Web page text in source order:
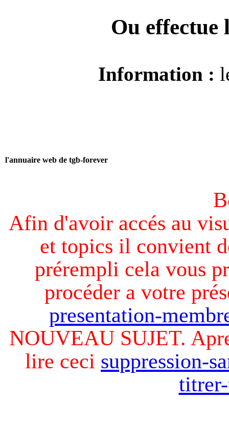
Ou
Information :
l'annuaire web de tgb-forever
Afin d'avoir accés au
et topics il convient
prérempli cela vous
procéder a votre
presentation-
NOUVEAU SUJET.
lire ceci suppression-